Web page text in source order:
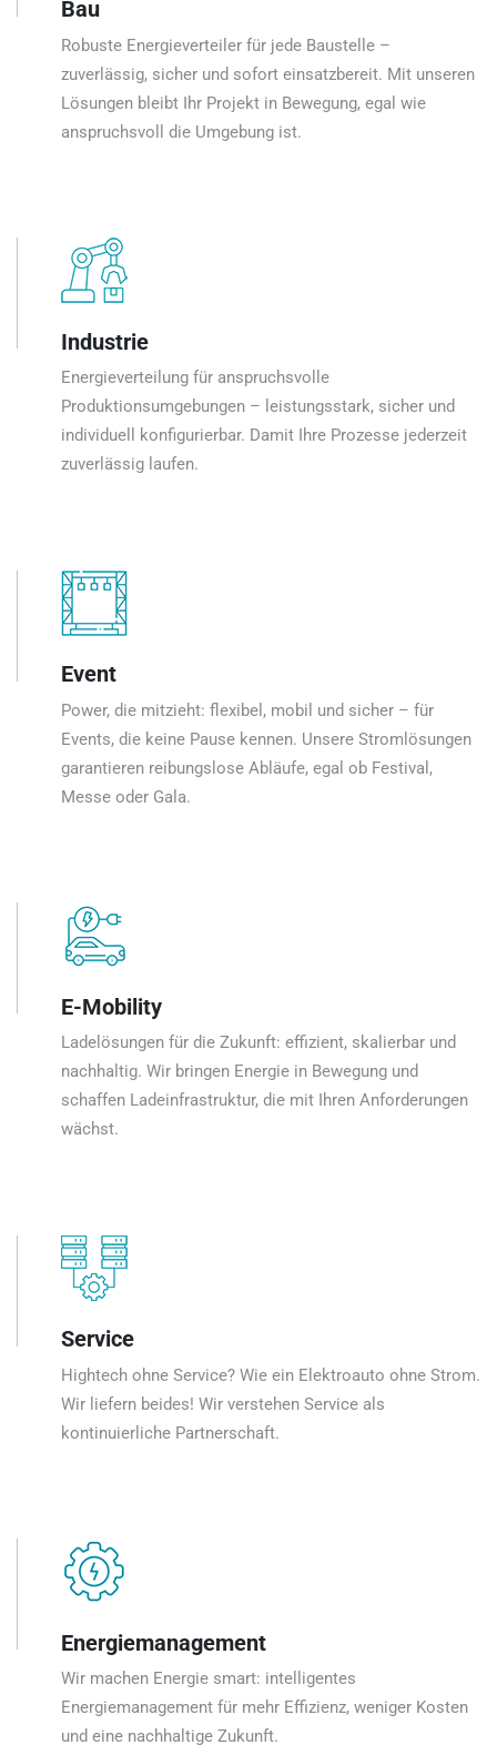
Bau
Robuste Energieverteiler für jede Baustelle –
zuverlässig, sicher und sofort einsatzbereit. Mit unseren
Lösungen bleibt Ihr Projekt in Bewegung, egal wie
anspruchsvoll die Umgebung ist.
Industrie
Energieverteilung für anspruchsvolle
Produktionsumgebungen – leistungsstark, sicher und
individuell konfigurierbar. Damit Ihre Prozesse jederzeit
zuverlässig laufen.
Event
Power, die mitzieht: flexibel, mobil und sicher – für
Events, die keine Pause kennen. Unsere Stromlösungen
garantieren reibungslose Abläufe, egal ob Festival,
Messe oder Gala.
E-Mobility
Ladelösungen für die Zukunft: effizient, skalierbar und
nachhaltig. Wir bringen Energie in Bewegung und
schaffen Ladeinfrastruktur, die mit Ihren Anforderungen
wächst.
Service
Hightech ohne Service? Wie ein Elektroauto ohne Strom.
Wir liefern beides! Wir verstehen Service als
kontinuierliche Partnerschaft.
Energiemanagement
Wir machen Energie smart: intelligentes
Energiemanagement für mehr Effizienz, weniger Kosten
und eine nachhaltige Zukunft.